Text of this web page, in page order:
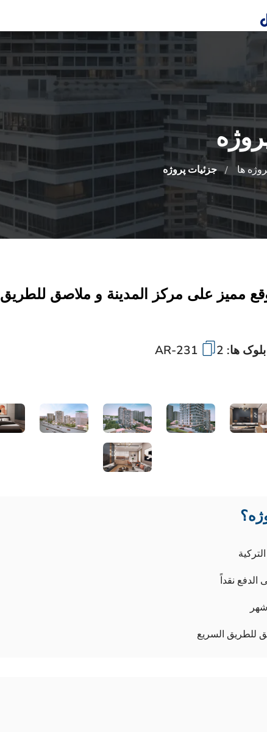
ها جزئیات پروژه
مميز على مركز المدينة و ملاصق للطريق
بلوک ها: 2
للطريق السريع